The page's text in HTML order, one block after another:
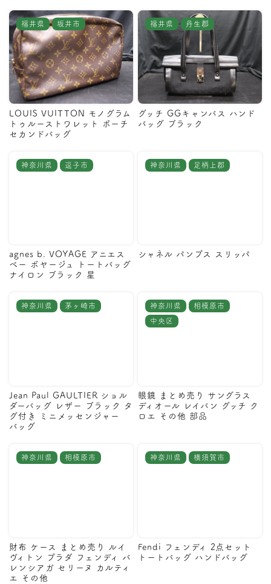
福井県 坂井市
LOUIS VUITTON モノグラム
トゥルーストワレット ポーチ
セカンドバッグ
福井県 丹生郡
グッチ GGキャンバス ハンド
バッグ ブラック
神奈川県 逗子市
agnes b. VOYAGE アニエス
ベー ボヤージュ トートバッグ
ナイロン ブラック 星
神奈川県 足柄上郡
シャネル パンプス スリッパ
神奈川県 茅ヶ崎市
Jean Paul GAULTIER ショル
ダーバッグ レザー ブラック タ
グ付き ミニメッセンジャー
バッグ
神奈川県 相模原市
中央区
眼鏡 まとめ売り サングラス
ディオール レイバン グッチ ク
ロエ その他 部品
神奈川県 相模原市
財布 ケース まとめ売り ルイ
ヴィトン プラダ フェンディ バ
レンシアガ セリーヌ カルティ
エ その他
神奈川県 横須賀市
Fendi フェンディ 2点セット
トートバッグ ハンドバッグ